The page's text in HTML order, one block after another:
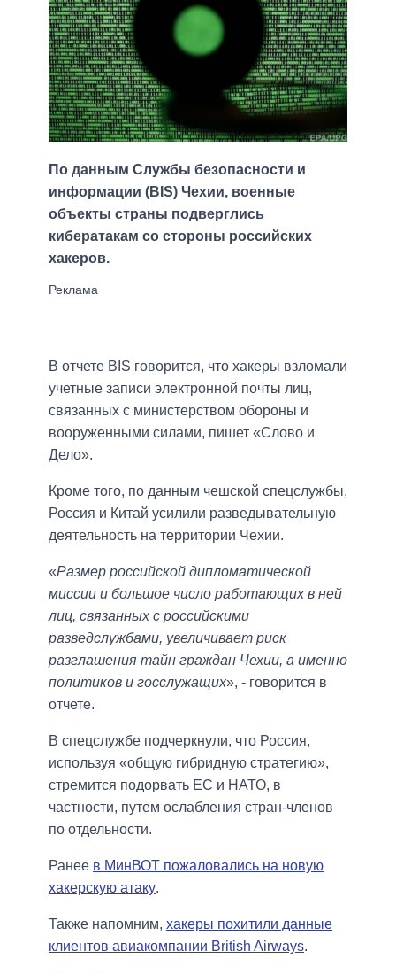
По данным Службы безопасности и
информации (BIS) Чехии, военные
объекты страны подверглись
кибератакам со стороны российских
хакеров.
В отчете BIS говорится, что хакеры взломали
учетные записи электронной почты лиц,
связанных с министерством обороны и
вооруженными силами, пишет «Слово и
Дело».
Кроме того, по данным чешской спецслужбы,
Россия и Китай усилили разведывательную
деятельность на территории Чехии.
«Размер российской дипломатической
миссии и большое число работающих в ней
лиц, связанных с российскими
разведслужбами, увеличивает риск
разглашения тайн граждан Чехии, а именно
политиков и госслужащих», - говорится в
отчете.
В спецслужбе подчеркнули, что Россия,
используя «общую гибридную стратегию»,
стремится подорвать ЕС и НАТО, в
частности, путем ослабления стран-членов
по отдельности.
Ранее в МинВОТ пожаловались на новую
хакерскую атаку.
Также напомним, хакеры похитили данные
клиентов авиакомпании British Airways.